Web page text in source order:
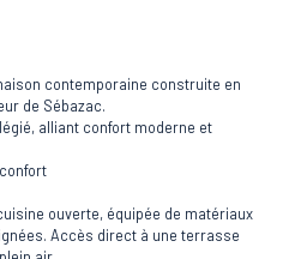
contemporaine construite en
de Sébazac.
alliant confort moderne et
ouverte, équipée de matériaux
Accès direct à une terrasse